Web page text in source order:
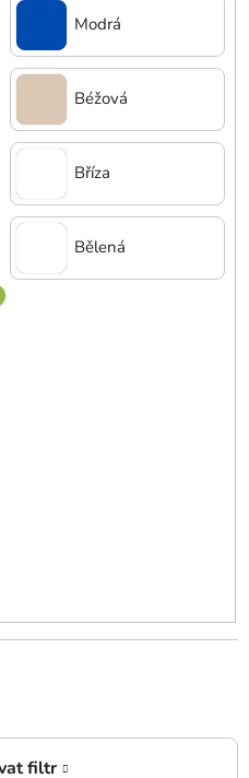
Modrá
Béžová
Bříza
Bělená